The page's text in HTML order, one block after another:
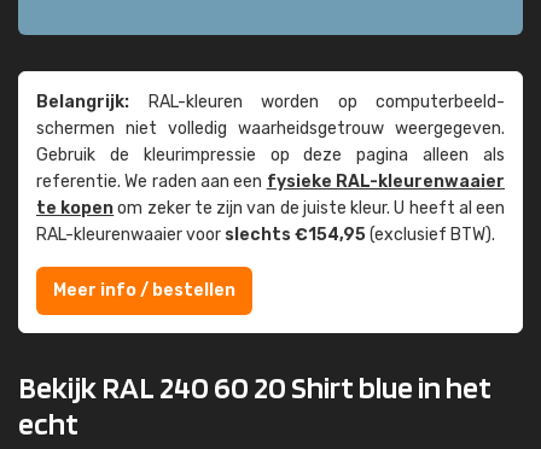
Belangrijk: RAL-kleuren worden op computer­beeld­
schermen niet volledig waarheids­­getrouw weer­gegeven.
Gebruik de kleur­impressie op deze pagina alleen als
referentie. We raden aan een fysieke RAL-kleuren­waaier
te kopenom zeker te zijn van de juiste kleur. U heeft al een
RAL-kleuren­waaier voor slechts €154,95(exclusief BTW).
Meer info / bestellen
Bekijk RAL 240 60 20 Shirt blue in het
echt